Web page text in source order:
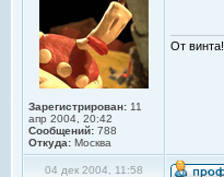
Зарегистрирован: 11
апр 2004, 20:42
Сообщений: 788
Откуда: Москва
От винта!
04 дек 2004, 11:58